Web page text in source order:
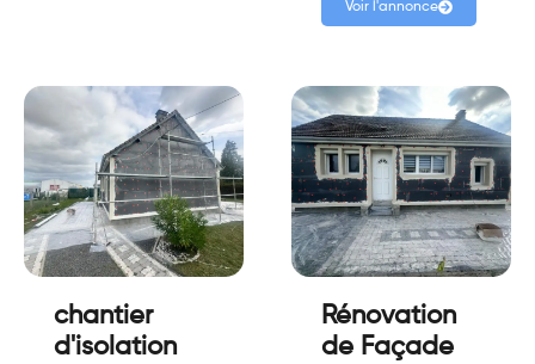
Voir l'annonce
chantier
d'isolation
Rénovation
de Façade